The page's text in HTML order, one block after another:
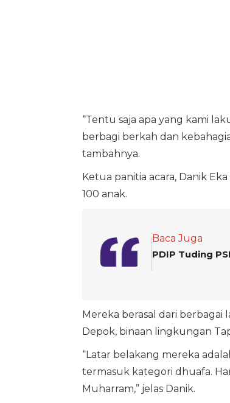
“Tentu saja apa yang kami
berbagi berkah dan
tambahnya.
Ketua panitia acara, Danik
100 anak.
Baca Juga
PDIP Tuding
Mereka berasal dari
Depok, binaan lingkungan
“Latar belakang mereka
termasuk kategori dhuafa.
Muharram,” jelas Danik.